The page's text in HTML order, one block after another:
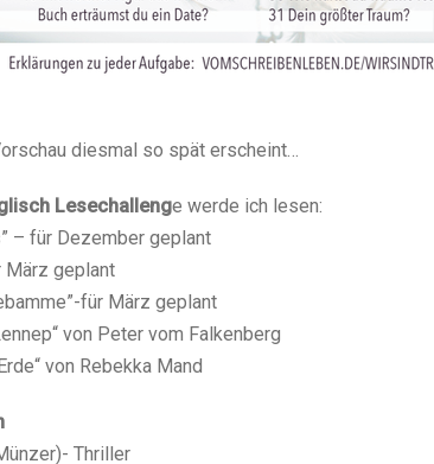
diesmal so spät erscheint…
Lesechallenge werde ich lesen:
– für Dezember geplant
März geplant
für März geplant
von Peter vom Falkenberg
von Rebekka Mand
Thriller